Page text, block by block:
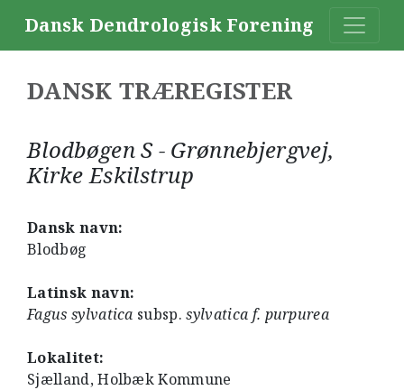
Dansk Dendrologisk Forening
DANSK TRÆREGISTER
Blodbøgen S - Grønnebjergvej,
Kirke Eskilstrup
Dansk navn:
Blodbøg
Latinsk navn:
Fagus sylvatica subsp.sylvatica f. purpurea
Lokalitet:
Sjælland, Holbæk Kommune